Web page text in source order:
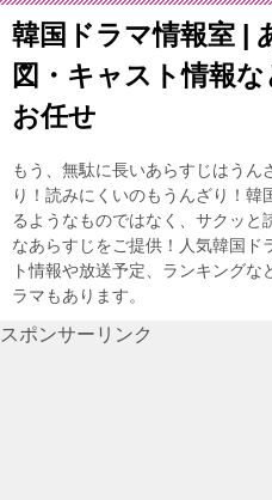
韓国ドラマ情報室 |
図・キャスト情報
お任せ
もう、無駄に長いあらすじはう
り！読みにくいのもうんざり！
るようなものではなく、サクッと
なあらすじをご提供！人気韓国ド
ト情報や放送予定、ランキング
ラマもあります。
スポンサーリンク